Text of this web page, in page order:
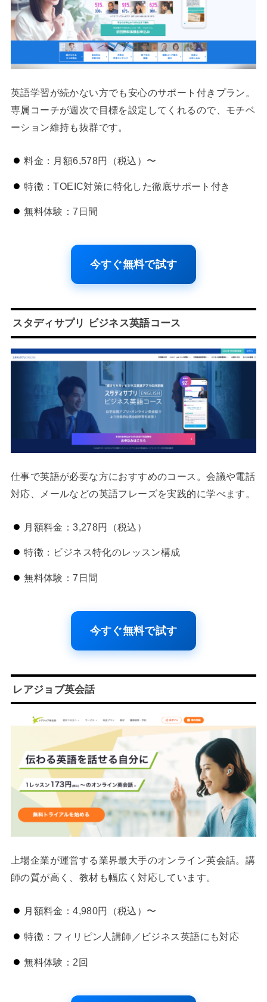
英語学習が続かない方でも安心のサポート付きプラン。
専属コーチが週次で目標を設定してくれるので、モチベ
ーション維持も抜群です。
料金：月額6,578円（税込）〜
特徴：TOEIC対策に特化した徹底サポート付き
無料体験：7日間
今すぐ無料で試す
スタディサプリ ビジネス英語コース
仕事で英語が必要な方におすすめのコース。会議や電話
対応、メールなどの英語フレーズを実践的に学べます。
月額料金：3,278円（税込）
特徴：ビジネス特化のレッスン構成
無料体験：7日間
今すぐ無料で試す
レアジョブ英会話
上場企業が運営する業界最大手のオンライン英会話。講
師の質が高く、教材も幅広く対応しています。
月額料金：4,980円（税込）〜
特徴：フィリピン人講師／ビジネス英語にも対応
無料体験：2回